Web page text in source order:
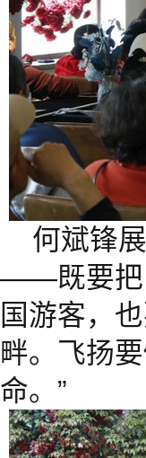
何斌锋
——既要把
国游客，
畔。飞扬
命。”